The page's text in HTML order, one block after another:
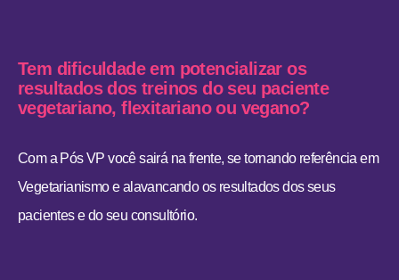
Tem dificuldade em potencializar os
resultados dos treinos do seu paciente
vegetariano, flexitariano ou vegano?
Com a Pós VP você sairá na frente, se tornando referência em
Vegetarianismo e alavancando os resultados dos seus
pacientes e do seu consultório.